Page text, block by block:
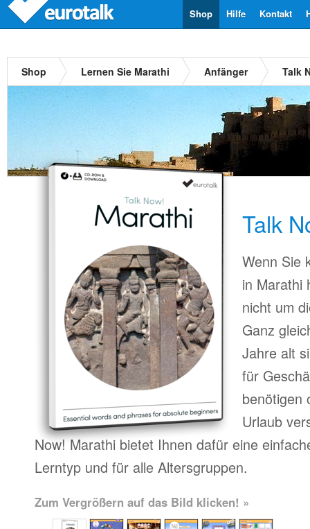
Kontakt
Hilfe
Shop
Shop Lernen Sie Marathi Anfänger Talk
Talk
Wenn Sie
in Marathi
nicht um
Ganz
Jahre alt
für
benötigen
Urlaub
Now! Marathi bietet Ihnen dafür eine
Lerntyp und für alle Altersgruppen.
Zum Vergrößern auf das Bild klicken! »